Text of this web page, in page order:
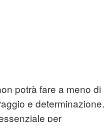
potrà fare a meno di
e determinazione.
per